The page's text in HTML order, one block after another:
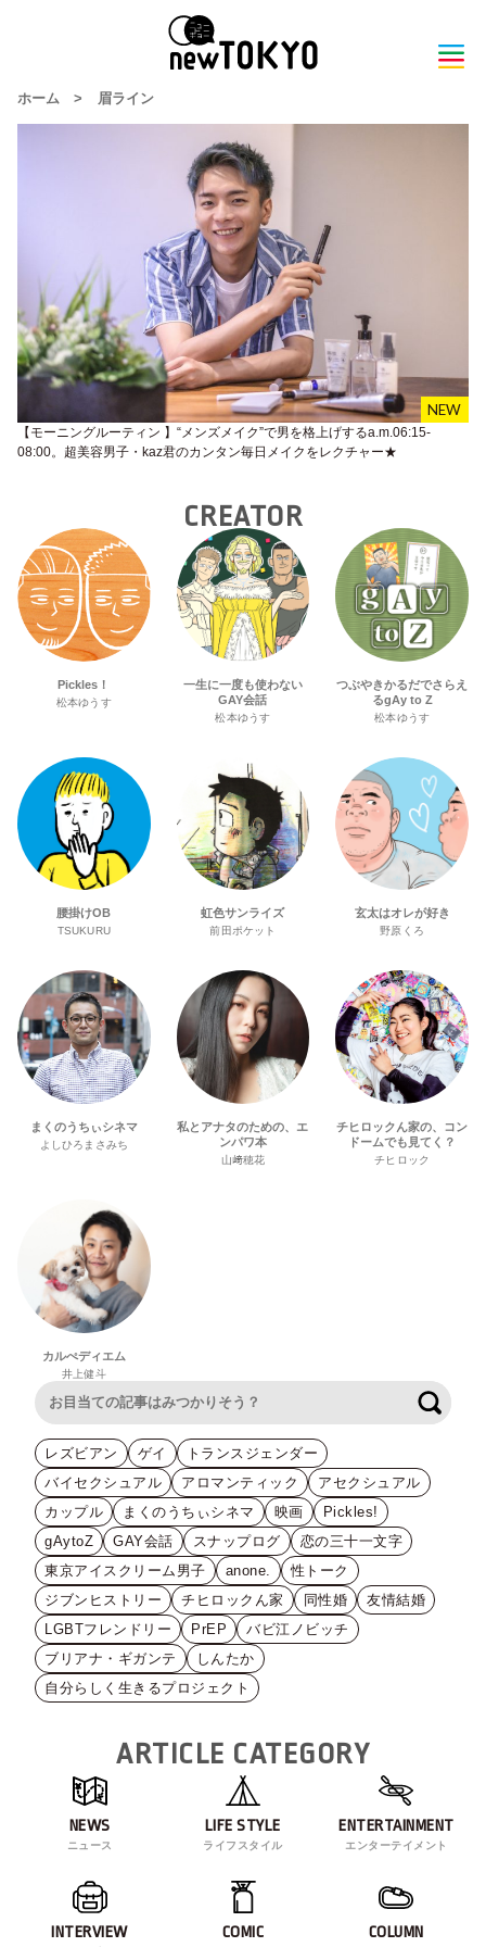
ホーム > 眉ライン
【モーニングルーティン 】“メンズメイク”で男を格上げするa.m.06:15-
08:00。超美容男子・kaz君のカンタン毎日メイクをレクチャー★
CREATOR
Pickles！
松本ゆうす
一生に一度も使わない
GAY会話
松本ゆうす
つぶやきかるだでさらえ
るgAy to Z
松本ゆうす
腰掛けOB
TSUKURU
虹色サンライズ
前田ポケット
玄太はオレが好き
野原くろ
まくのうちぃシネマ
よしひろまさみち
私とアナタのための、エ
ンパワ本
山﨑穂花
チヒロックん家の、コン
ドームでも見てく？
チヒロック
カルぺディエム
井上健斗
レズビアン ゲイ
トランスジェンダー
バイセクシュアル
アロマンティック
アセクシュアル
カップル
まくのうちぃシネマ 映画
Pickles!
gAytoZ
GAY会話 スナップログ
恋の三十一文字
東京アイスクリーム男子
anone.
性トーク
ジブンヒストリー
チヒロックん家 同性婚
友情結婚
LGBTフレンドリー
PrEP
バビ江ノビッチ
ブリアナ・ギガンテ
しんたか
自分らしく生きるプロジェクト
ARTICLE CATEGORY
NEWS
ニュース
LIFE STYLE
ライフスタイル
ENTERTAINMENT
エンターテイメント
INTERVIEW COMIC COLUMN